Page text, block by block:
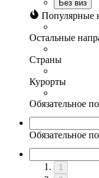
Без виз
Популярные
Остальные
Страны
Курорты
Обязательное
Обязательное
1